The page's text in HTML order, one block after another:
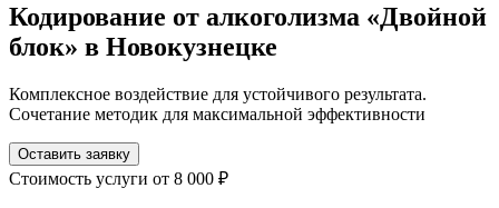
Кодирование от алкоголизма «Двойной
блок» в Новокузнецке
Комплексное воздействие для устойчивого результата.
Сочетание методик для максимальной эффективности
Оставить заявку
Стоимость услуги от 8 000 ₽